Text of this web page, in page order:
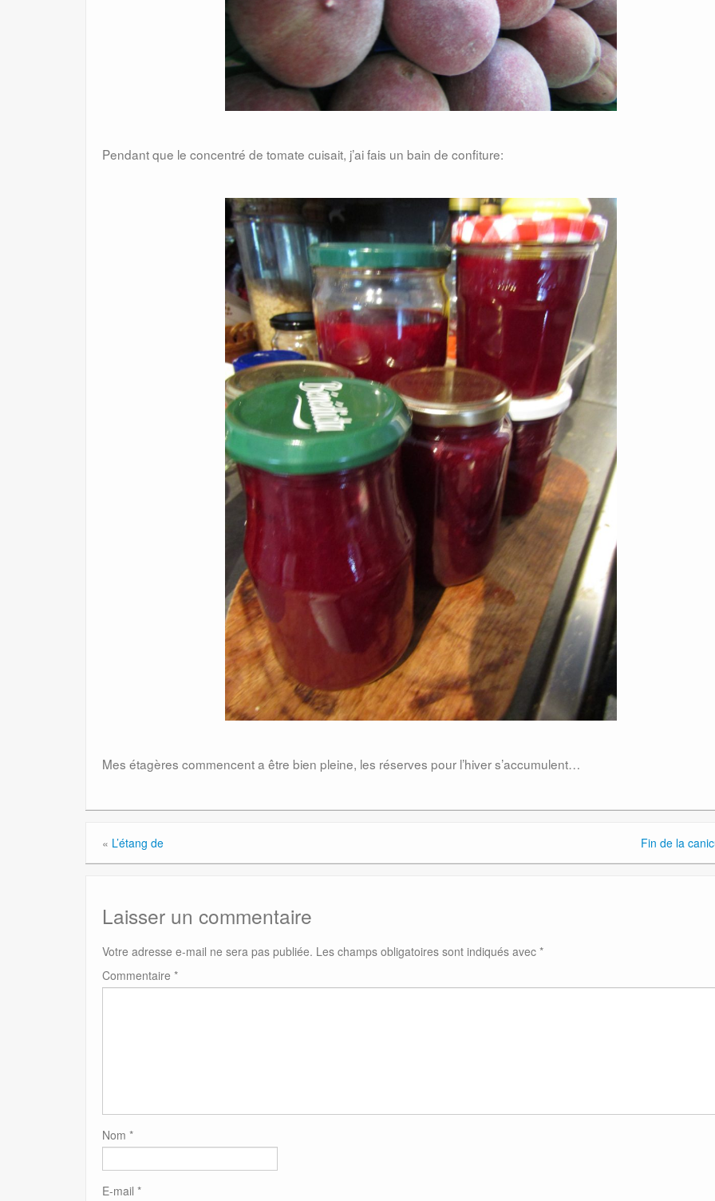
Pendant que le concentré de tomate cuisait, j’ai fais un bain de confiture:
Mes étagères commencent a être bien pleine, les réserves pour l’hiver s’accumulent…
« L’étang de Fin de la
Laisser un commentaire
Votre adresse e-mail ne sera pas publiée. Les champs obligatoires sont indiqués avec *
Commentaire *
Nom *
E-mail *